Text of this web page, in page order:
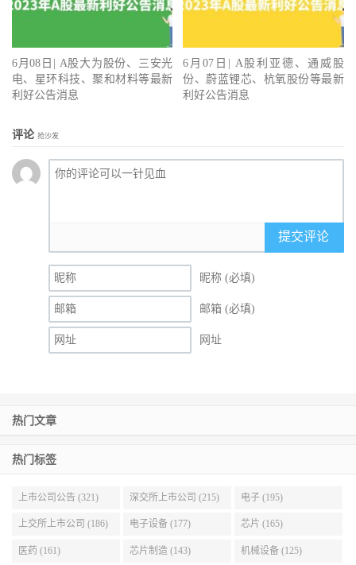
6月08日| A股大为股份、三安光
电、星环科技、聚和材料等最新
利好公告消息
6月07日| A股利亚德、通威股
份、蔚蓝锂芯、杭氧股份等最新
利好公告消息
评论 抢沙发
提交评论
昵称 (必填)
邮箱 (必填)
网址
热门文章
热门标签
上市公司公告 (321) 深交所上市公司 (215) 电子 (195)
上交所上市公司 (186) 电子设备 (177) 芯片 (165)
医药 (161) 芯片制造 (143) 机械设备 (125)